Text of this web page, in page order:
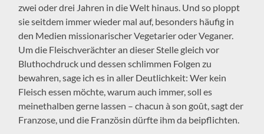
zwei oder drei Jahren in die Welt hinaus. Und so ploppt
sie seitdem immer wieder mal auf, besonders häufig in
den Medien missionarischer Vegetarier oder Veganer.
Um die Fleischverächter an dieser Stelle gleich vor
Bluthochdruck und dessen schlimmen Folgen zu
bewahren, sage ich es in aller Deutlichkeit: Wer kein
Fleisch essen möchte, warum auch immer, soll es
meinethalben gerne lassen – chacun à son goût, sagt der
Franzose, und die Französin dürfte ihm da beipflichten.